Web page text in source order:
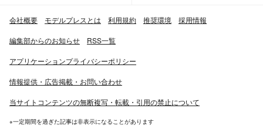
会社概要 モデルプレスとは 利用規約 推奨環境 採用情報
編集部からのお知らせ RSS一覧
アプリケーションプライバシーポリシー
情報提供・広告掲載・お問い合わせ
当サイトコンテンツの無断複写・転載・引用の禁止について
※一定期間を過ぎた記事は非表示になることがあります